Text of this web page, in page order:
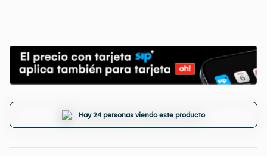
Hay 24 personas viendo este producto